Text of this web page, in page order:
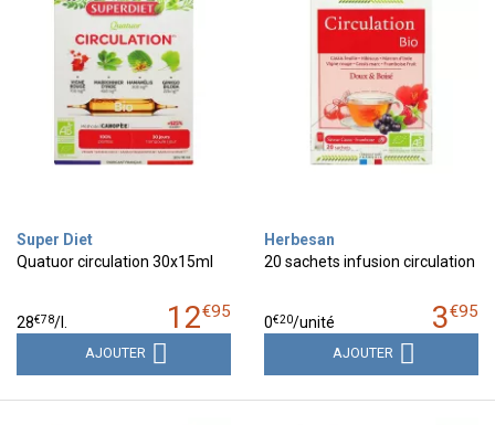
Super Diet
Quatuor circulation 30x15ml
12€95
28€78/l.
AJOUTER
Herbesan
20 sachets infusion circulation
3€95
0€20/unité
AJOUTER